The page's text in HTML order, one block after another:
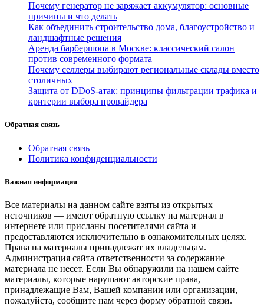
Почему генератор не заряжает аккумулятор: основные
причины и что делать
Как объединить строительство дома, благоустройство и
ландшафтные решения
Аренда барбершопа в Москве: классический салон
против современного формата
Почему селлеры выбирают региональные склады вместо
столичных
Защита от DDoS-атак: принципы фильтрации трафика и
критерии выбора провайдера
Обратная связь
Обратная связь
Политика конфиденциальности
Важная информация
Все материалы на данном сайте взяты из открытых
источников — имеют обратную ссылку на материал в
интернете или присланы посетителями сайта и
предоставляются исключительно в ознакомительных целях.
Права на материалы принадлежат их владельцам.
Администрация сайта ответственности за содержание
материала не несет. Если Вы обнаружили на нашем сайте
материалы, которые нарушают авторские права,
принадлежащие Вам, Вашей компании или организации,
пожалуйста, сообщите нам через форму обратной связи.